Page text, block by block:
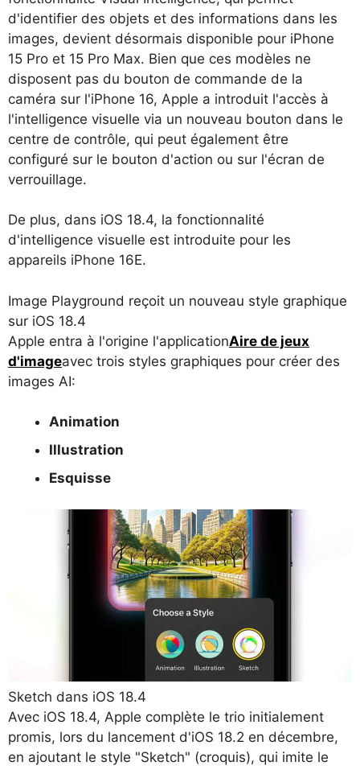
d'identifier des objets et des informations dans les
images, devient désormais disponible pour iPhone
15 Pro et 15 Pro Max. Bien que ces modèles ne
disposent pas du bouton de commande de la
caméra sur l'iPhone 16, Apple a introduit l'accès à
l'intelligence visuelle via un nouveau bouton dans le
centre de contrôle, qui peut également être
configuré sur le bouton d'action ou sur l'écran de
verrouillage.
De plus, dans iOS 18.4, la fonctionnalité
d'intelligence visuelle est introduite pour les
appareils iPhone 16E.
Image Playground reçoit un nouveau style graphique
sur iOS 18.4
Apple entra à l'origine l'applicationAire de jeux
d'imageavec trois styles graphiques pour créer des
images AI:
Animation
Illustration
Esquisse
Sketch dans iOS 18.4
Avec iOS 18.4, Apple complète le trio initialement
promis, lors du lancement d'iOS 18.2 en décembre,
en ajoutant le style "Sketch" (croquis), qui imite le